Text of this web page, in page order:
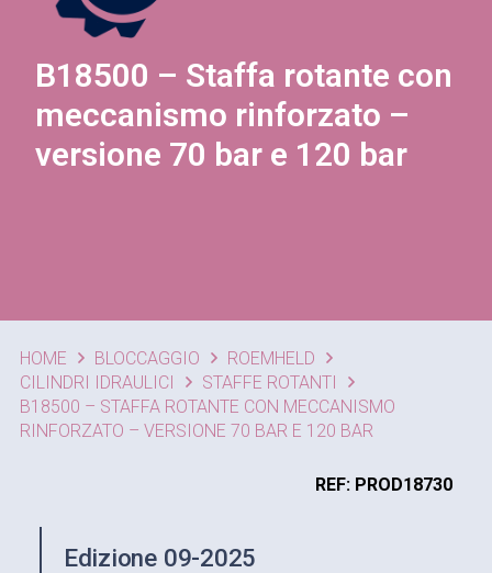
B18500 – Staffa rotante con
meccanismo rinforzato –
versione 70 bar e 120 bar
HOME BLOCCAGGIO
ROEMHELD
CILINDRI IDRAULICI
STAFFE ROTANTI
B18500 – STAFFA ROTANTE CON MECCANISMO
RINFORZATO – VERSIONE 70 BAR E 120 BAR
Edizione 09-2025
REF: PROD18730